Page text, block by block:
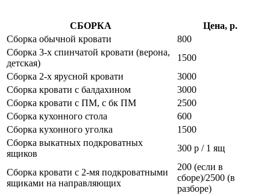
СБОРКА
Цена, р.
Сборка обычной кровати
800
Сборка 3-х спинчатой кровати (верона,
детская)
1500
Сборка 2-х ярусной кровати
3000
Сборка кровати с балдахином
3000
Сборка кровати с ПМ, с бк ПМ
2500
Сборка кухонного стола
600
Сборка кухонного уголка
1500
Сборка выкатных подкроватных
ящиков
300 р / 1 ящ
Сборка кровати с 2-мя подкроватными
ящиками на направляющих
200 (если в
сборе)/2500 (в
разборе)